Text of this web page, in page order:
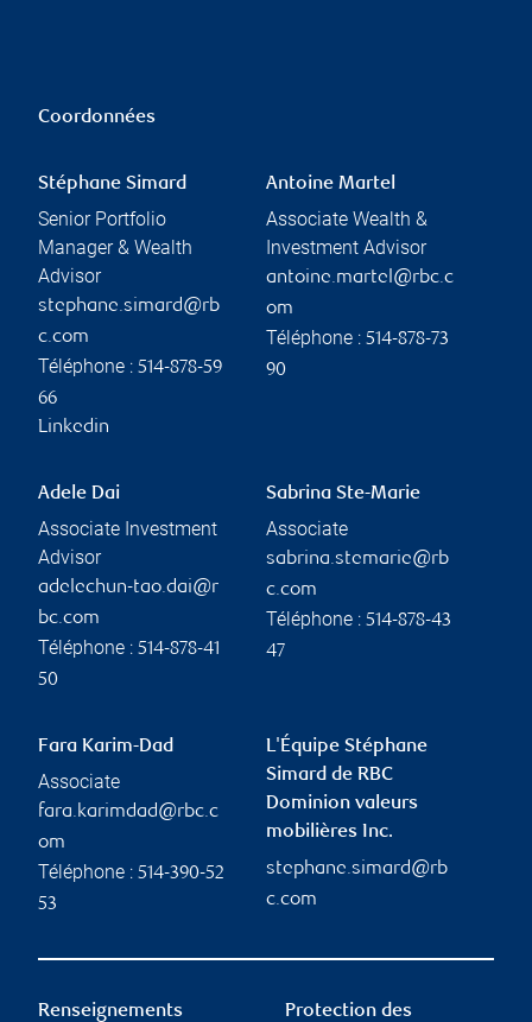
Coordonnées
Stéphane Simard
Senior Portfolio
Manager & Wealth
Advisor
stephane.simard@rb
c.com
Téléphone : 514-878-59
66
Linkedin
Antoine Martel
Associate Wealth &
Investment Advisor
antoine.martel@rbc.c
om
Téléphone : 514-878-73
90
Adele Dai
Associate Investment
Advisor
adelechun-tao.dai@r
bc.com
Téléphone : 514-878-41
50
Sabrina Ste-Marie
Associate
sabrina.stemarie@rb
c.com
Téléphone : 514-878-43
47
Fara Karim-Dad
Associate
fara.karimdad@rbc.c
om
Téléphone : 514-390-52
53
L'Équipe Stéphane
Simard de RBC
Dominion valeurs
mobilières Inc.
stephane.simard@rb
c.com
Renseignements Protection des